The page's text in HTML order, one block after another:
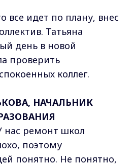
все идет по плану, внес
Татьяна
день в новой
проверить
коллег.
НАЧАЛЬНИК
нас ремонт школ
поэтому
понятно. Не понятно,